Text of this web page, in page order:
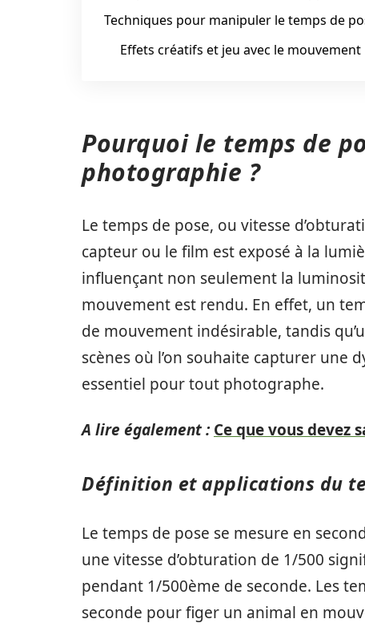
Techniques pour manipuler le temps de
Effets créatifs et jeu avec le mouvement
Pourquoi le temps de
photographie ?
Le temps de pose, ou vitesse
capteur ou le film est exposé à la
influençant non seulement la
mouvement est rendu. En effet, un
de mouvement indésirable, tandis
scènes où l’on souhaite capturer une
essentiel pour tout photographe.
A lire également : Ce que vous devez
Définition et applications du
Le temps de pose se mesure en
une vitesse d’obturation de 1/500
pendant 1/500ème de seconde. Les
seconde pour figer un animal en